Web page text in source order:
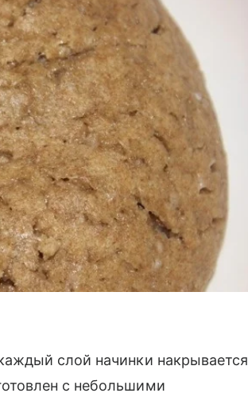
слой начинки накрывается
с небольшими